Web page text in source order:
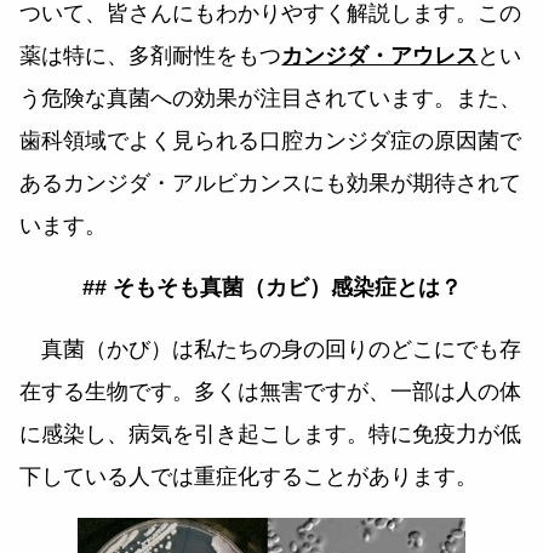
ついて、皆さんにもわかりやすく解説します。この
薬は特に、多剤耐性をもつカンジダ・アウレス とい
う危険な真菌への効果が注目されています。また、
歯科領域でよく見られる口腔カンジダ症の原因菌で
あるカンジダ・アルビカンスにも効果が期待されて
います。
## そもそも真菌（カビ）感染症とは？
真菌（かび）は私たちの身の回りのどこにでも存
在する生物です。多くは無害ですが、一部は人の体
に感染し、病気を引き起こします。特に免疫力が低
下している人では重症化することがあります。